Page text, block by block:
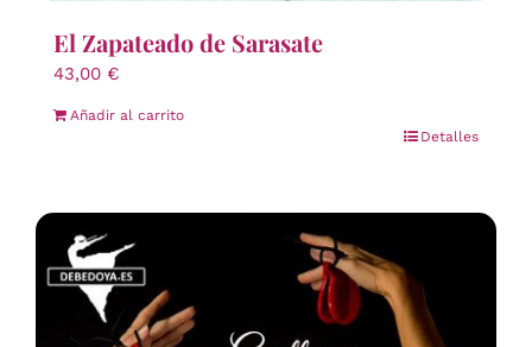
El Zapateado de Sarasate
43,00 €
Añadir al carrito
Detalles